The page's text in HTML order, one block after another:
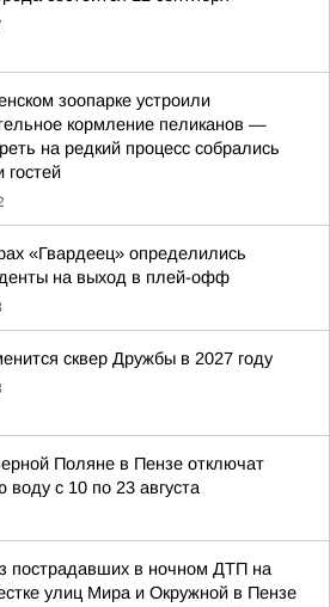
зоопарке устроили
кормление пеликанов —
на редкий процесс собрались
гостей
«Гвардеец» определились
на выход в плей-офф
сквер Дружбы в 2027 году
Поляне в Пензе отключат
воду с 10 по 23 августа
пострадавших в ночном ДТП на
улиц Мира и Окружной в Пензе